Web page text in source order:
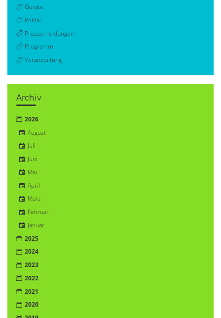
Geräte
Politik
Pressemeldungen
Programm
Veranstaltung
Archiv
2026
August
Juli
Juni
Mai
April
März
Februar
Januar
2025
2024
2023
2022
2021
2020